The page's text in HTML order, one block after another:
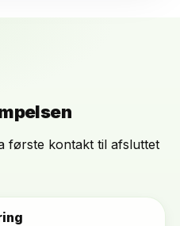
første kontakt til afsluttet